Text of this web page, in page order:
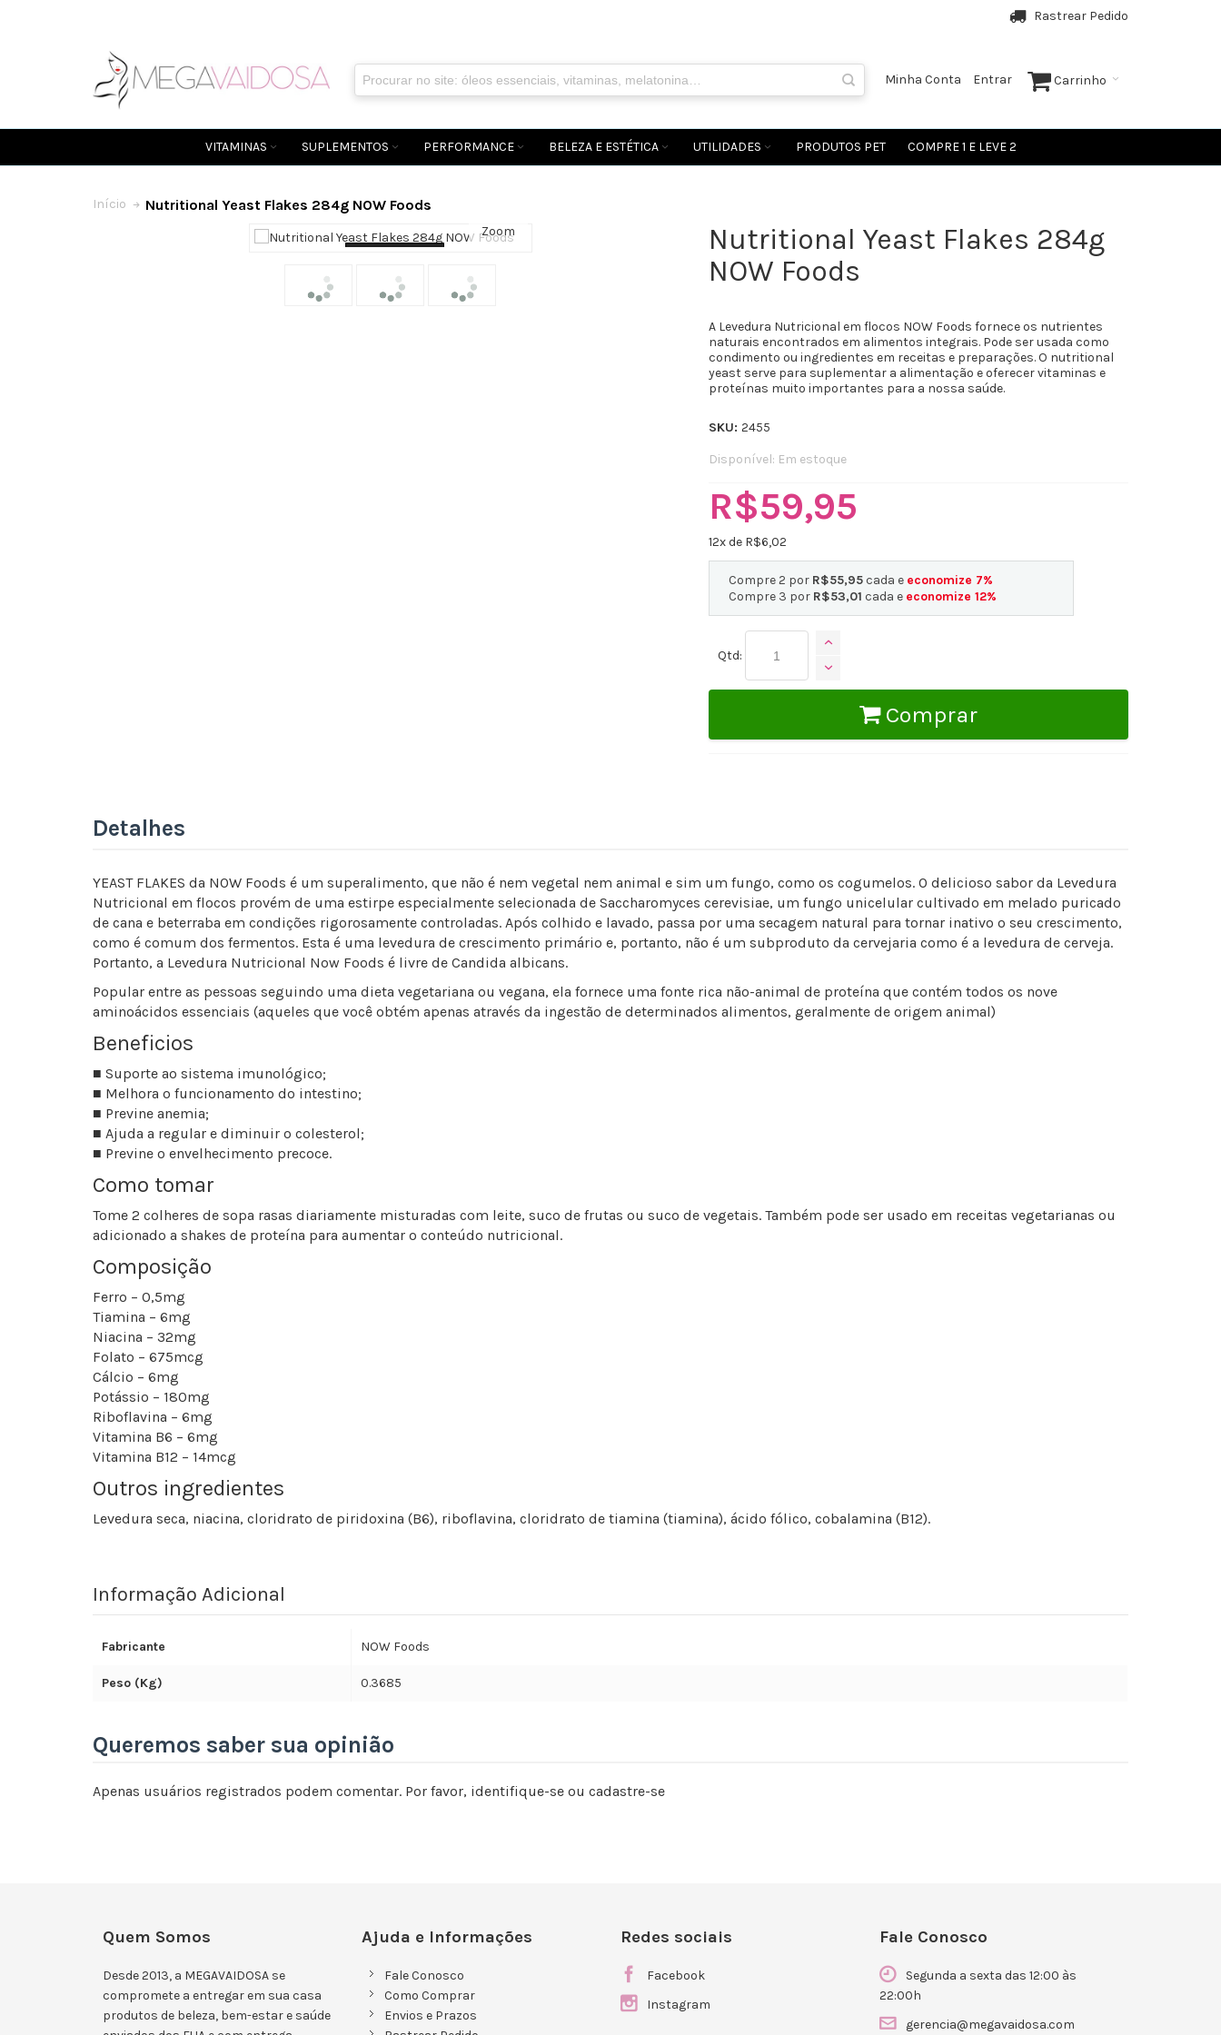
Rastrear Pedido
Carrinho
Minha Conta Entrar
VITAMINAS SUPLEMENTOS PERFORMANCE BELEZA E ESTÉTICA UTILIDADES PRODUTOS PET COMPRE 1 E LEVE 2
Início Nutritional Yeast Flakes 284g NOW Foods
Zoom
Nutritional Yeast Flakes 284g
NOW Foods
A Levedura Nutricional em flocos NOW Foods fornece os nutrientes
naturais encontrados em alimentos integrais. Pode ser usada como
condimento ou ingredientes em receitas e preparações. O nutritional
yeast serve para suplementar a alimentação e oferecer vitaminas e
proteínas muito importantes para a nossa saúde.
SKU:2455
Disponível: Em estoque
R$59,95
12x de R$6,02
Compre 2 por R$55,95 cada e economize 7%
Compre 3 por R$53,01 cada e economize12%
Qtd:
Comprar
Detalhes
YEAST FLAKES da NOW Foods é um superalimento, que não é nem vegetal nem animal e sim um fungo, como os cogumelos. O delicioso sabor da Levedura
Nutricional em flocos provém de uma estirpe especialmente selecionada de Saccharomyces cerevisiae, um fungo unicelular cultivado em melado puricado
de cana e beterraba em condições rigorosamente controladas. Após colhido e lavado, passa por uma secagem natural para tornar inativo o seu crescimento,
como é comum dos fermentos. Esta é uma levedura de crescimento primário e, portanto, não é um subproduto da cervejaria como é a levedura de cerveja.
Portanto, a Levedura Nutricional Now Foods é livre de Candida albicans.
Popular entre as pessoas seguindo uma dieta vegetariana ou vegana, ela fornece uma fonte rica não-animal de proteína que contém todos os nove
aminoácidos essenciais (aqueles que você obtém apenas através da ingestão de determinados alimentos, geralmente de origem animal)
Beneficios
■ Suporte ao sistema imunológico;
■ Melhora o funcionamento do intestino;
■ Previne anemia;
■ Ajuda a regular e diminuir o colesterol;
■ Previne o envelhecimento precoce.
Como tomar
Tome 2 colheres de sopa rasas diariamente misturadas com leite, suco de frutas ou suco de vegetais. Também pode ser usado em receitas vegetarianas ou
adicionado a shakes de proteína para aumentar o conteúdo nutricional.
Composição
Ferro – 0,5mg
Tiamina – 6mg
Niacina – 32mg
Folato – 675mcg
Cálcio – 6mg
Potássio – 180mg
Riboflavina – 6mg
Vitamina B6 – 6mg
Vitamina B12 – 14mcg
Outros ingredientes
Levedura seca, niacina, cloridrato de piridoxina (B6), riboflavina, cloridrato de tiamina (tiamina), ácido fólico, cobalamina (B12).
Informação Adicional
Fabricante NOW Foods
Peso (Kg) 0.3685
Queremos saber sua opinião
Apenas usuários registrados podem comentar. Por favor, identifique-se oucadastre-se
Quem Somos
Desde 2013, a MEGAVAIDOSA se
compromete a entregar em sua casa
produtos de beleza, bem-estar e saúde
Ajuda e Informações
Fale Conosco
Como Comprar
Envios e Prazos
Redes sociais
Facebook
Instagram
Fale Conosco
Segunda a sexta das 12:00 às
22:00h
gerencia@megavaidosa.com